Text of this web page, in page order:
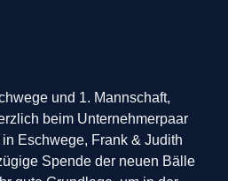
und 1. Mannschaft,
beim Unternehmerpaar
Eschwege, Frank & Judith
Spende der neuen Bälle